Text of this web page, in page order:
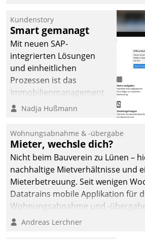
Kundenstory
Smart gemanagt
Mit neuen SAP-
integrierten Lösungen
und einheitlichen
Prozessen ist das
Immobilienmanagement
der Bayerischen
Ressort Kapitalanlage für
künftige Aufgaben und
Herausforderungen
gerüstet.
Nadja Hußmann
Wohnungsabnahme & -übergabe
Mieter, wechsle dich?
Nicht beim Bauverein zu Lünen –
nachhaltige Mietverhältnisse und
Mieterbetreuung. Seit wenigen
Datatrains mobile Applikation für
Wohnungsabnahme und -
Mieter wohlgeordnet kommen und,
Andreas Lerchner